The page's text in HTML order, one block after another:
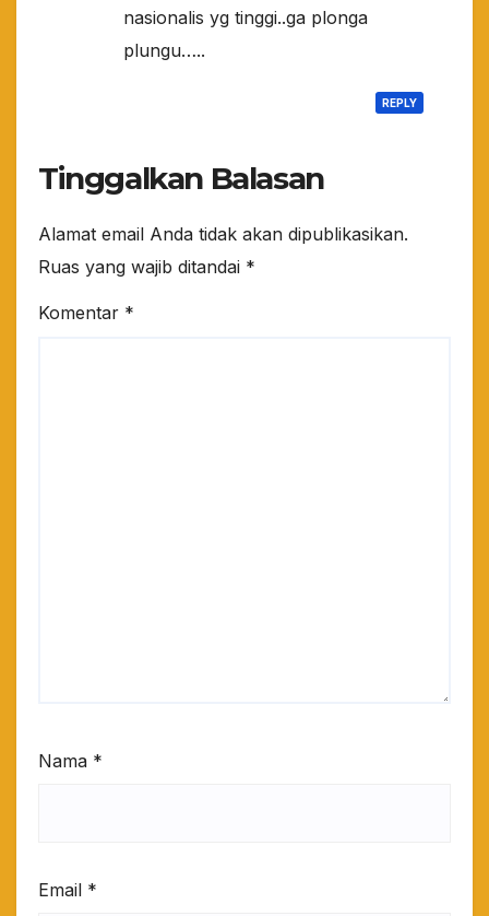
nasionalis yg tinggi..ga plonga
plungu…..
REPLY
Tinggalkan Balasan
Alamat email Anda tidak akan dipublikasikan.
Ruas yang wajib ditandai *
Komentar *
Nama *
Email *